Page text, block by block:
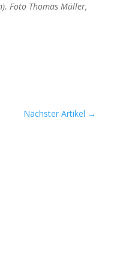
Foto Tho­mas Mül­ler,
Nächster Artikel →